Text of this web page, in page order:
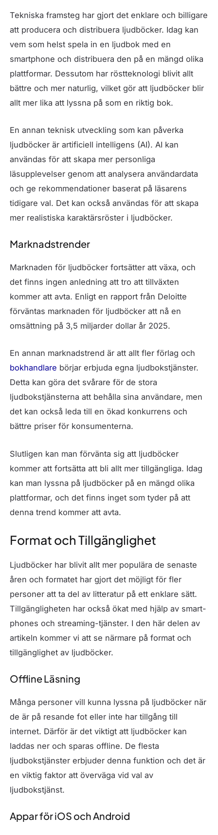
Tekniska framsteg har gjort det enklare och billigare
att producera och distribuera ljudböcker. Idag kan
vem som helst spela in en ljudbok med en
smartphone och distribuera den på en mängd olika
plattformar. Dessutom har röstteknologi blivit allt
bättre och mer naturlig, vilket gör att ljudböcker blir
allt mer lika att lyssna på som en riktig bok.
En annan teknisk utveckling som kan påverka
ljudböcker är artificiell intelligens (AI). AI kan
användas för att skapa mer personliga
läsupplevelser genom att analysera användardata
och ge rekommendationer baserat på läsarens
tidigare val. Det kan också användas för att skapa
mer realistiska karaktärsröster i ljudböcker.
Marknadstrender
Marknaden för ljudböcker fortsätter att växa, och
det finns ingen anledning att tro att tillväxten
kommer att avta. Enligt en rapport från Deloitte
förväntas marknaden för ljudböcker att nå en
omsättning på 3,5 miljarder dollar år 2025.
En annan marknadstrend är att allt fler förlag och
bokhandlare börjar erbjuda egna ljudbokstjänster.
Detta kan göra det svårare för de stora
ljudbokstjänsterna att behålla sina användare, men
det kan också leda till en ökad konkurrens och
bättre priser för konsumenterna.
Slutligen kan man förvänta sig att ljudböcker
kommer att fortsätta att bli allt mer tillgängliga. Idag
kan man lyssna på ljudböcker på en mängd olika
plattformar, och det finns inget som tyder på att
denna trend kommer att avta.
Format och Tillgänglighet
Ljudböcker har blivit allt mer populära de senaste
åren och formatet har gjort det möjligt för fler
personer att ta del av litteratur på ett enklare sätt.
Tillgängligheten har också ökat med hjälp av smart-
phones och streaming-tjänster. I den här delen av
artikeln kommer vi att se närmare på format och
tillgänglighet av ljudböcker.
Offline Läsning
Många personer vill kunna lyssna på ljudböcker när
de är på resande fot eller inte har tillgång till
internet. Därför är det viktigt att ljudböcker kan
laddas ner och sparas offline. De flesta
ljudbokstjänster erbjuder denna funktion och det är
en viktig faktor att överväga vid val av
ljudbokstjänst.
Appar för iOS och Android